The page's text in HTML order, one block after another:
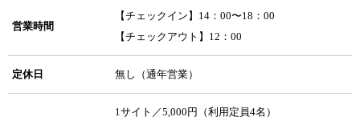
営業時間
【チェックイン】14：00〜18：00
【チェックアウト】12：00
定休日 無し（通年営業）
1サイト／5,000円（利用定員4名）